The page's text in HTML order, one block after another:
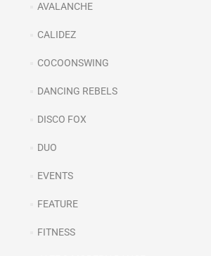
AVALANCHE
CALIDEZ
COCOONSWING
DANCING REBELS
DISCO FOX
DUO
EVENTS
FEATURE
FITNESS